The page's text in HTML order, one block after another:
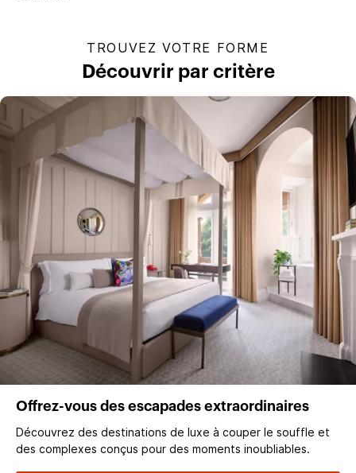
TROUVEZ VOTRE FORME
Découvrir par critère
Offrez-vous des escapades extraordinaires
Découvrez des destinations de luxe à couper le souffle et
des complexes conçus pour des moments inoubliables.